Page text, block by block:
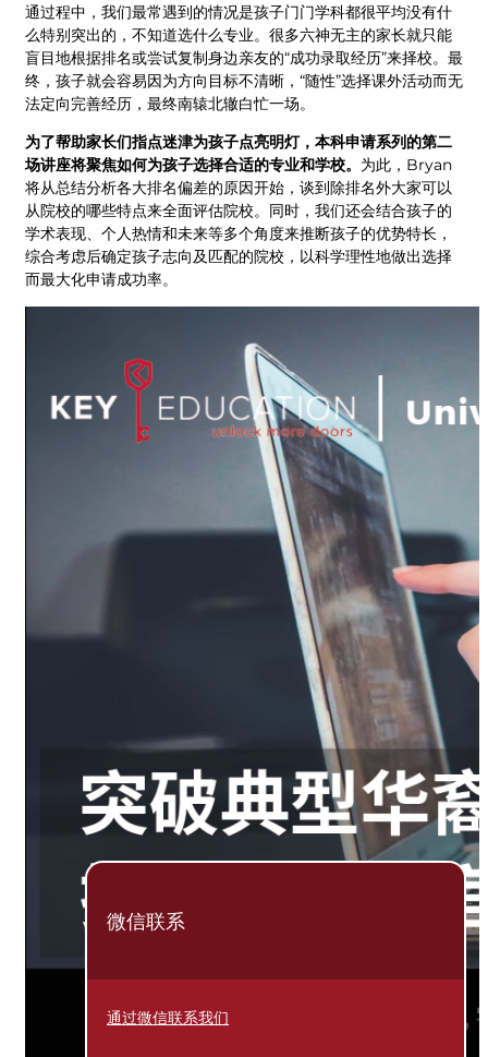
通过程中，我们最常遇到的情况是孩子门门学科都很平均没有什
么特别突出的，不知道选什么专业。很多六神无主的家长就只能
盲目地根据排名或尝试复制身边亲友的“成功录取经历”来择校。最
终，孩子就会容易因为方向目标不清晰，“随性”选择课外活动而无
法定向完善经历，最终南辕北辙白忙一场。
为了帮助家长们指点迷津为孩子点亮明灯，本科申请系列的第二
场讲座将聚焦如何为孩子选择合适的专业和学校。 为此，Bryan
将从总结分析各大排名偏差的原因开始，谈到除排名外大家可以
从院校的哪些特点来全面评估院校。同时，我们还会结合孩子的
学术表现、个人热情和未来等多个角度来推断孩子的优势特长，
综合考虑后确定孩子志向及匹配的院校，以科学理性地做出选择
而最大化申请成功率。
微信联系
通过微信联系我们